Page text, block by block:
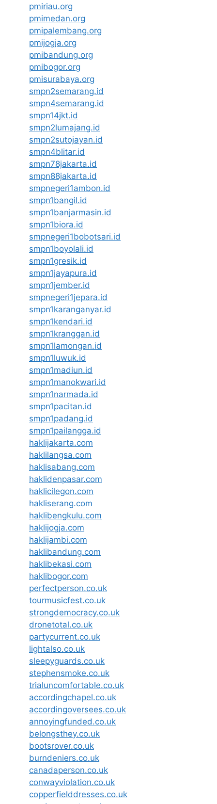
pmiriau.org
pmimedan.org
pmipalembang.org
pmijogja.org
pmibandung.org
pmibogor.org
pmisurabaya.org
smpn2semarang.id
smpn4semarang.id
smpn14jkt.id
smpn2lumajang.id
smpn2sutojayan.id
smpn4blitar.id
smpn78jakarta.id
smpn88jakarta.id
smpnegeri1ambon.id
smpn1bangil.id
smpn1banjarmasin.id
smpn1biora.id
smpnegeri1bobotsari.id
smpn1boyolali.id
smpn1gresik.id
smpn1jayapura.id
smpn1jember.id
smpnegeri1jepara.id
smpn1karanganyar.id
smpn1kendari.id
smpn1kranggan.id
smpn1lamongan.id
smpn1luwuk.id
smpn1madiun.id
smpn1manokwari.id
smpn1narmada.id
smpn1pacitan.id
smpn1padang.id
smpn1pailangga.id
haklijakarta.com
haklilangsa.com
haklisabang.com
haklidenpasar.com
haklicilegon.com
hakliserang.com
haklibengkulu.com
haklijogja.com
haklijambi.com
haklibandung.com
haklibekasi.com
haklibogor.com
perfectperson.co.uk
tourmusicfest.co.uk
strongdemocracy.co.uk
dronetotal.co.uk
partycurrent.co.uk
lightalso.co.uk
sleepyguards.co.uk
stephensmoke.co.uk
trialuncomfortable.co.uk
accordingchapel.co.uk
accordingoversees.co.uk
annoyingfunded.co.uk
belongsthey.co.uk
bootsrover.co.uk
burndeniers.co.uk
canadaperson.co.uk
conwayviolation.co.uk
copperfielddresses.co.uk